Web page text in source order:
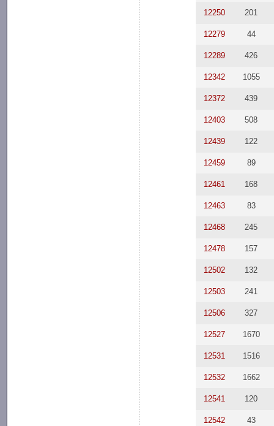
12250 201
12279 44
12289 426
12342 1055
12372 439
12403 508
12439 122
12459 89
12461 168
12463 83
12468 245
12478 157
12502 132
12503 241
12506 327
12527 1670
12531 1516
12532 1662
12541 120
12542 43